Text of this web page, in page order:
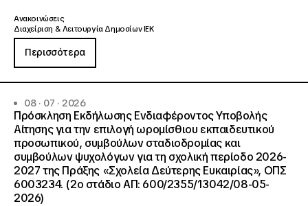
Ανακοινώσεις
Διαχείριση & Λειτουργία Δημοσίων ΙΕΚ
Περισσότερα
08 · 07 · 2026
Πρόσκληση Εκδήλωσης Ενδιαφέροντος Υποβολής
Αίτησης για την επιλογή ωρομίσθιου εκπαιδευτικού
προσωπικού, συμβούλων σταδιοδρομίας και
συμβούλων ψυχολόγων για τη σχολική περίοδο 2026-
2027 της Πράξης «Σχολεία Δεύτερης Ευκαιρίας», ΟΠΣ
6003234. (2ο στάδιο ΑΠ: 600/2355/13042/08-05-
2026)